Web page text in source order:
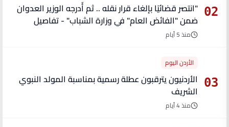
02
"انتصر قضائيًا بإلغاء قرار نقله .. ثم أُدرجه الوزير العدوان
ضمن "الفائض العام" في وزارة الشباب" - تفاصيل
منذ 5 أيام
03
الأردن اليوم
الأردنيون يترقبون عطلة رسمية بمناسبة المولد النبوي
الشريف
منذ 4 أيام